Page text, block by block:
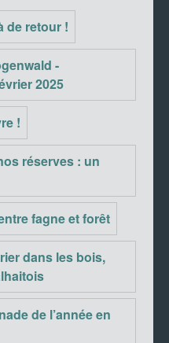
de retour !
-
2025
!
réserves : un
fagne et forêt
dans les bois,
de l’année en